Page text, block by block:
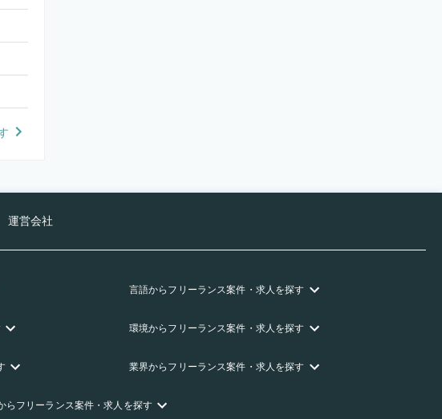
運営会社
言語からフリーランス案件・求人を探す
環境からフリーランス案件・求人を探す
業界からフリーランス案件・求人を探す
らフリーランス案件・求人を探す